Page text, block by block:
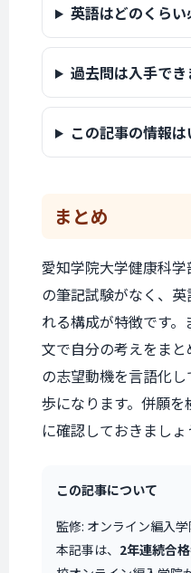
英語はどのくらい
過去問は入手でき
この記事の情報
まとめ
愛知学院大学健康科
の筆記試験がなく、
れる構成が特徴です
文で自分の考えをま
の志望動機を言語化
歩になります。併願
に確認しておきましょ
この記事について
監修: オンライン編入
本記事は、 2年連続合